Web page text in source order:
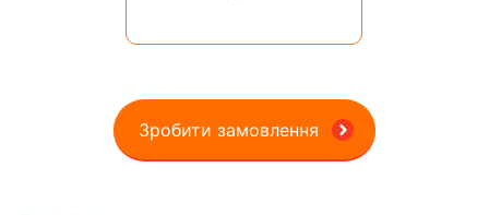
Зробити замовлення